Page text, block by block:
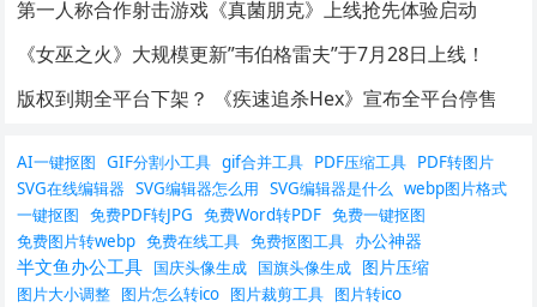
第一人称合作射击游戏《真菌朋克》上线抢先体验启动
《女巫之火》大规模更新”韦伯格雷夫”于7月28日上线！
版权到期全平台下架？ 《疾速追杀Hex》宣布全平台停售
AI一键抠图 GIF分割小工具 gif合并工具 PDF压缩工具 PDF转图片
SVG在线编辑器 SVG编辑器怎么用 SVG编辑器是什么 webp图片格式
一键抠图 免费PDF转JPG 免费Word转PDF 免费一键抠图
免费图片转webp 免费在线工具 免费抠图工具 办公神器
半文鱼办公工具 国庆头像生成 国旗头像生成 图片压缩
图片大小调整 图片怎么转ico 图片裁剪工具 图片转ico